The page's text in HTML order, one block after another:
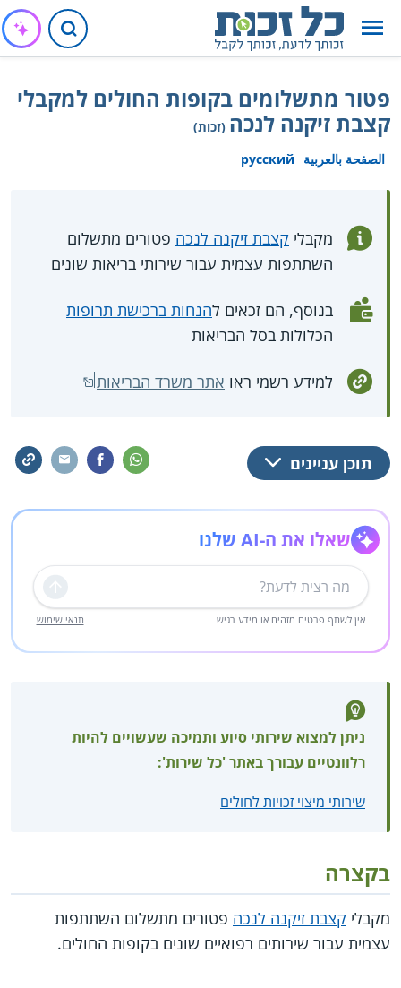
פטור מתשלומים בקופות החולים למקבלי
קצבת זיקנה לנכה (זכות)
الصفحة بالعربية
русский
מקבלי קצבת זיקנה לנכה פטורים מתשלום
השתתפות עצמית עבור שירותי בריאות שונים
בנוסף, הם זכאים להנחות ברכישת תרופות
הכלולות בסל הבריאות
למידע רשמי ראו אתר משרד הבריאות
תוכן עניינים
שאלו את ה-AI שלנו
שליחה
אין לשתף פרטים מזהים או מידע רגיש תנאי שימוש
ניתן למצוא שירותי סיוע ותמיכה שעשויים להיות
רלוונטיים עבורך באתר 'כל שירות':
שירותי מיצוי זכויות לחולים
בקצרה
מקבלי קצבת זיקנה לנכה פטורים מתשלום השתתפות
עצמית עבור שירותים רפואיים שונים בקופות החולים.